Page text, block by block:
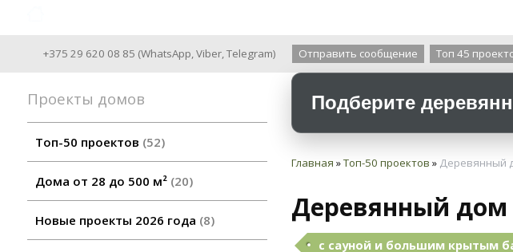
+375 29 620 08 85 (WhatsApp,Viber,Telegram) Отправить сообщение Топ 45
Проекты домов
Топ-50 проектов 52
Дома от 28 до 500 м² 20
Новые проекты 2026 года 8
Подберите
Главная »Топ-50 проектов » Деревянный
Деревянный
с сауной и большим крытым